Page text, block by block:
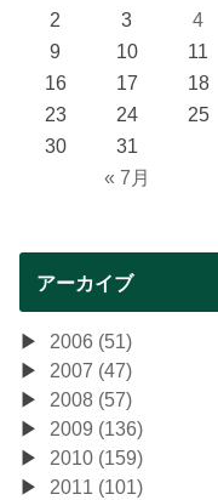
« 7月
2
3 4
9
10 11
16
17 18
23
24 25
30
31
アーカイブ
2006 (51)
2007 (47)
2008 (57)
2009 (136)
2010 (159)
2011 (101)